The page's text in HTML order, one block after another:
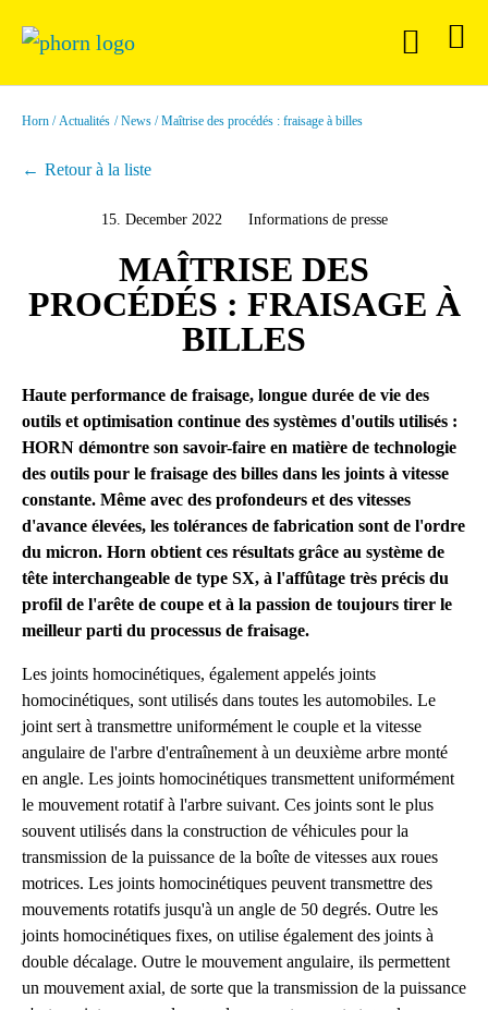
Horn Actualités News Maîtrise des procédés : fraisage à billes
Retour à la liste
15. December 2022 Informations de presse
MAÎTRISE DES
PROCÉDÉS : FRAISAGE À
BILLES
Haute performance de fraisage, longue durée de vie des
outils et optimisation continue des systèmes d'outils utilisés :
HORN démontre son savoir-faire en matière de technologie
des outils pour le fraisage des billes dans les joints à vitesse
constante. Même avec des profondeurs et des vitesses
d'avance élevées, les tolérances de fabrication sont de l'ordre
du micron. Horn obtient ces résultats grâce au système de
tête interchangeable de type SX, à l'affûtage très précis du
profil de l'arête de coupe et à la passion de toujours tirer le
meilleur parti du processus de fraisage.
Les joints homocinétiques, également appelés joints
homocinétiques, sont utilisés dans toutes les automobiles. Le
joint sert à transmettre uniformément le couple et la vitesse
angulaire de l'arbre d'entraînement à un deuxième arbre monté
en angle. Les joints homocinétiques transmettent uniformément
le mouvement rotatif à l'arbre suivant. Ces joints sont le plus
souvent utilisés dans la construction de véhicules pour la
transmission de la puissance de la boîte de vitesses aux roues
motrices. Les joints homocinétiques peuvent transmettre des
mouvements rotatifs jusqu'à un angle de 50 degrés. Outre les
joints homocinétiques fixes, on utilise également des joints à
double décalage. Outre le mouvement angulaire, ils permettent
un mouvement axial, de sorte que la transmission de la puissance